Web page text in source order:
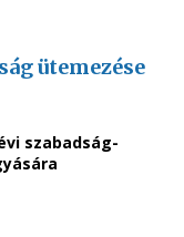
ütemezése
szabadság-